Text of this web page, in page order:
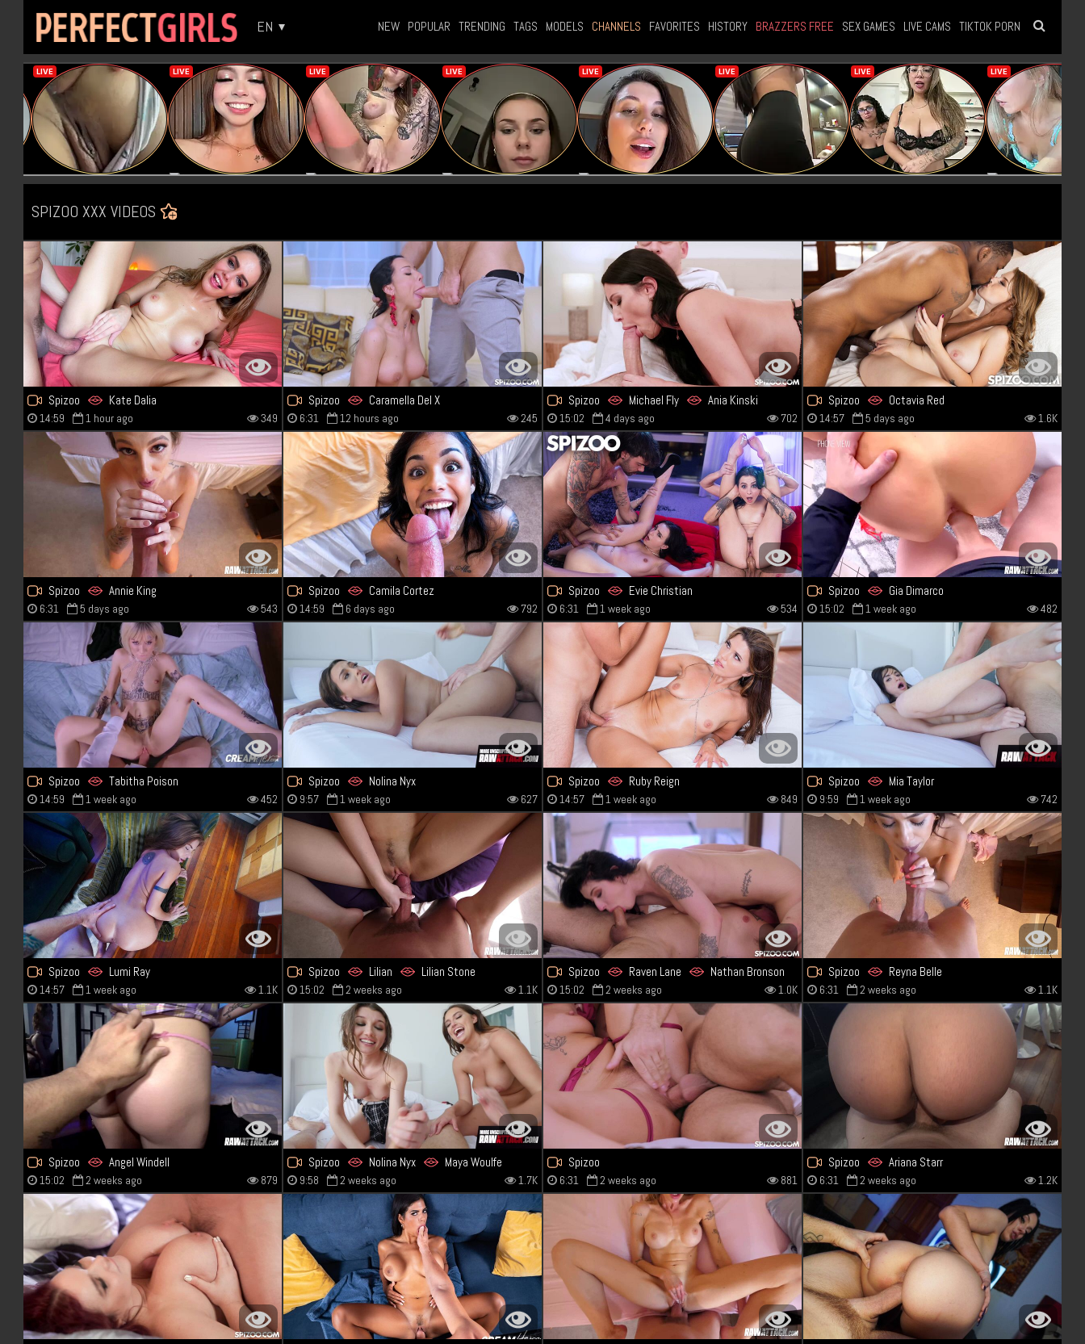
EN NEW POPULAR TRENDING TAGS MODELS CHANNELS FAVORITES HISTORY BRAZZERS FREE SEX GAMES LIVE CAMS TIKTOK PORN
SPIZOO XXX VIDEOS
Spizoo Kate Dalia
14:59 1 hour ago 349
Spizoo Caramella Del X
6:31 12 hours ago 245
Spizoo Michael Fly Ania Kinski
15:02 4 days ago 702
Spizoo Octavia Red
14:57 5 days ago 1.6K
Spizoo Annie King
6:31 5 days ago 543
Spizoo Camila Cortez
14:59 6 days ago 792
Spizoo Evie Christian
6:31 1 week ago 534
Spizoo Gia Dimarco
15:02 1 week ago 482
Spizoo Tabitha Poison
14:59 1 week ago 452
Spizoo Nolina Nyx
9:57 1 week ago 627
Spizoo Ruby Reign
14:57 1 week ago 849
Spizoo Mia Taylor
9:59 1 week ago 742
Spizoo Lumi Ray
14:57 1 week ago 1.1K
Spizoo Lilian Lilian Stone
15:02 2 weeks ago 1.1K
Spizoo Raven Lane Nathan Bronson
15:02 2 weeks ago 1.0K
Spizoo Reyna Belle
6:31 2 weeks ago 1.1K
Spizoo Angel Windell
15:02 2 weeks ago 879
Spizoo Nolina Nyx Maya Woulfe
9:58 2 weeks ago 1.7K
Spizoo
6:31 2 weeks ago 881
Spizoo Ariana Starr
6:31 2 weeks ago 1.2K